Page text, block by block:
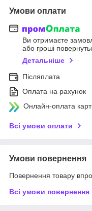
Умови оплати
Ви отримаєте
або гроші
Детальніше
Післяплата
Оплата на рахунок
Онлайн-оплата
Всі умови оплати
Умови повернення
Повернення товару
Всі умови повернення